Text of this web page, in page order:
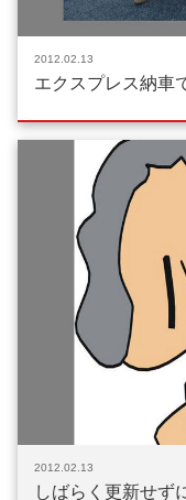
2012.02.13
エクスプレス納車
2012.02.13
しばらく更新せず